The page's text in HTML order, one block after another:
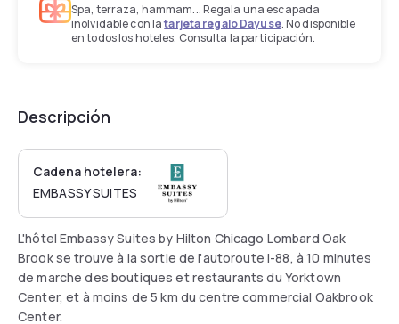
Spa, terraza, hammam... Regala una escapada
inolvidable con latarjeta regalo Dayuse. No disponible
en todos los hoteles. Consulta la participación.
Descripción
Cadena hotelera:
EMBASSY SUITES
L'hôtel Embassy Suites by Hilton Chicago Lombard Oak
Brook se trouve à la sortie de l'autoroute I-88, à 10 minutes
de marche des boutiques et restaurants du Yorktown
Center, et à moins de 5 km du centre commercial Oakbrook
Center.